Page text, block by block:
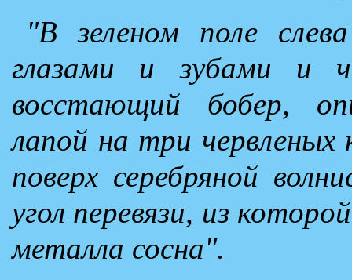
"В зеленом поле
глазами и зубами и
восстающий бобер,
лапой на три
поверх серебряной
угол перевязи, из
металла сосна".